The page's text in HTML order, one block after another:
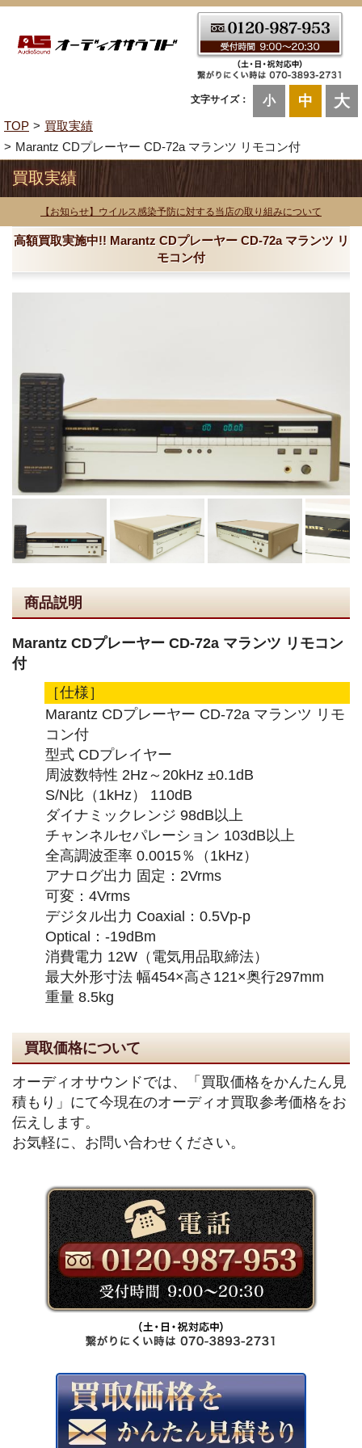
文字サイズ： 小 中 大
TOP
買取実績
Marantz CDプレーヤー CD-72a マランツ リモコン付
買取実績
【お知らせ】ウイルス感染予防に対する当店の取り組みについて
高額買取実施中!! Marantz CDプレーヤー CD-72a マランツ リ
モコン付
商品説明
Marantz CDプレーヤー CD-72a マランツ リモコン
付
［仕様］
Marantz CDプレーヤー CD-72a マランツ リモ
コン付
型式 CDプレイヤー
周波数特性 2Hz～20kHz ±0.1dB
S/N比（1kHz） 110dB
ダイナミックレンジ 98dB以上
チャンネルセパレーション 103dB以上
全高調波歪率 0.0015％（1kHz）
アナログ出力 固定：2Vrms
可変：4Vrms
デジタル出力 Coaxial：0.5Vp-p
Optical：-19dBm
消費電力 12W（電気用品取締法）
最大外形寸法 幅454×高さ121×奥行297mm
重量 8.5kg
買取価格について
オーディオサウンドでは、「買取価格をかんたん見
積もり」にて今現在のオーディオ買取参考価格をお
伝えします。
お気軽に、お問い合わせください。